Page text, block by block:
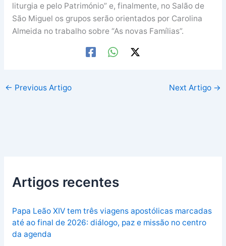
liturgia e pelo Património” e, finalmente, no Salão de
São Miguel os grupos serão orientados por Carolina
Almeida no trabalho sobre “As novas Famílias”.
← Previous Artigo Next Artigo →
Artigos recentes
Papa Leão XIV tem três viagens apostólicas marcadas
até ao final de 2026: diálogo, paz e missão no centro
da agenda